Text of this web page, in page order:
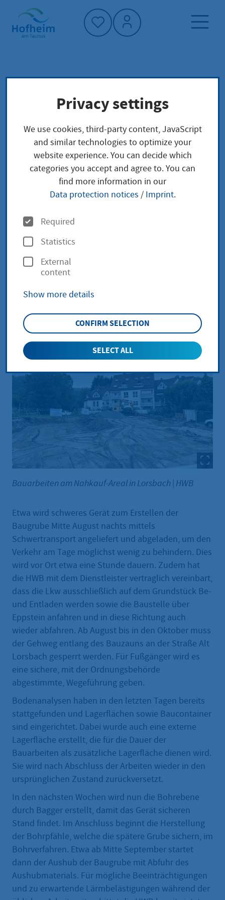
Home"
Planning, construction and traffic
Current plans and construction projects
Nahkauf site in Lorsbach: construction work
begins
Nahkauf site in
Lorsbach:
construction work
begins
Bauarbeiten am Nahkauf-Areal in Lorsbach HWB
Etwa wird schweres Gerät zum Erstellen der
Baugrube Mitte August nachts mittels
Schwertransport angeliefert und abgeladen, um den
Verkehr am Tage möglichst wenig zu behindern. Dies
wird vor Ort etwa eine Stunde dauern. Zudem hat
die HWB mit dem Dienstleister vertraglich vereinbart,
dass die Lkw ausschließlich auf dem Grundstück Be-
und Entladen werden sowie die Baustelle über
Eppstein anfahren und in diese Richtung auch
wieder abfahren. Ab August bis in den Oktober muss
der Gehweg entlang des Bauzauns an der Straße Alt
Lorsbach gesperrt werden. Für Fußgänger wird es
eine sichere, mit der Ordnungsbehörde
abgestimmte, Wegeführung geben.
Bodenanalysen haben in den letzten Tagen bereits
stattgefunden und Lagerflächen sowie Baucontainer
sind eingerichtet. Dabei wurde auch eine externe
Lagerfläche erstellt, die für die Dauer der
Bauarbeiten als zusätzliche Lagerfläche dienen wird.
Sie wird nach Abschluss der Arbeiten wieder in den
ursprünglichen Zustand zurückversetzt.
In den nächsten Wochen wird nun die Bohrebene
durch Bagger erstellt, damit das Gerät sicheren
Stand findet. Im Anschluss beginnt die Herstellung
der Bohrpfähle, welche die spätere Grube sichern, im
Bohrverfahren. Etwa ab Mitte September startet
dann der Aushub der Baugrube mit Abfuhr des
Aushubmaterials. Für mögliche Beeinträchtigungen
und zu erwartende Lärmbelästigungen während der
Privacy settings
We use cookies, third-party content, JavaScript
and similar technologies to optimize your
website experience. You can decide which
categories you accept and agree to. You can
find more information in our
Data protection notices / Imprint.
O
p
t
i
n
s
Required
Statistics
External
content
Show more details
CONFIRM SELECTION
SELECT ALL